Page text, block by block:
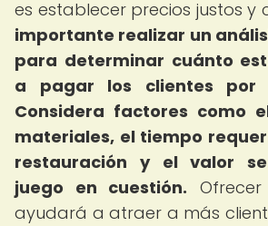
es establecer precios justos y
importante realizar un
para determinar cuánto
a pagar los clientes por
Considera factores como
materiales, el tiempo
restauración y el valor
juego en cuestión.
ayudará a atraer a más